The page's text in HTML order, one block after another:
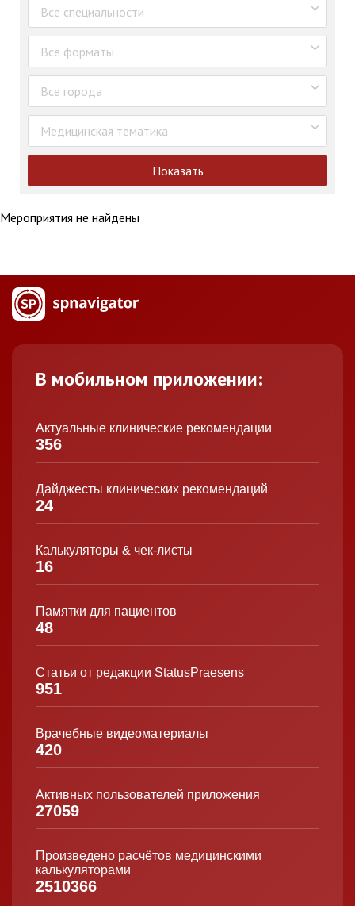
Все специальности
Все форматы
Все города
Медицинская тематика
Показать
Мероприятия не найдены
В мобильном приложении:
Актуальные клинические рекомендации
356
Дайджесты клинических рекомендаций
24
Калькуляторы & чек-листы
16
Памятки для пациентов
48
Статьи от редакции StatusPraesens
951
Врачебные видеоматериалы
420
Активных пользователей приложения
27059
Произведено расчётов медицинскими
калькуляторами
2510366